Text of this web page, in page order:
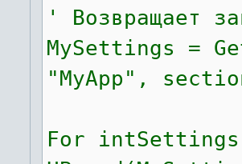
' Возвращает
MySettings =
"MyApp",
For intSettings